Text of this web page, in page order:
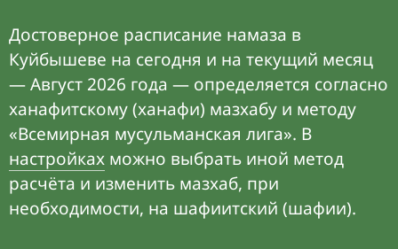
Достоверное расписание намаза в
Куйбышеве на сегодня и на текущий месяц
— Август 2026 года — определяется согласно
ханафитскому (ханафи) мазхабу и методу
«Всемирная мусульманская лига». В
настройках можно выбрать иной метод
расчёта и изменить мазхаб, при
необходимости, на шафиитский (шафии).